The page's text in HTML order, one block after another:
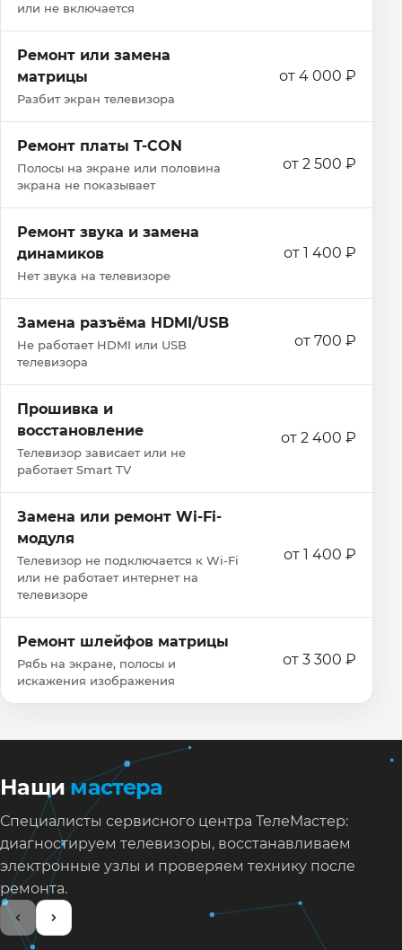
или не включается
Ремонт или замена
матрицы
Разбит экран телевизора
от 4 000 ₽
Ремонт платы T-CON
Полосы на экране или половина
экрана не показывает
от 2 500 ₽
Ремонт звука и замена
динамиков
Нет звука на телевизоре
от 1 400 ₽
Замена разъёма HDMI/USB
Не работает HDMI или USB
телевизора
от 700 ₽
Прошивка и
восстановление
Телевизор зависает или не
работает Smart TV
от 2 400 ₽
Замена или ремонт Wi‑Fi-
модуля
Телевизор не подключается к Wi‑Fi
или не работает интернет на
телевизоре
от 1 400 ₽
Ремонт шлейфов матрицы
Рябь на экране, полосы и
искажения изображения
от 3 300 ₽
Нашимастера
Специалисты сервисного центра ТелеМастер:
диагностируем телевизоры, восстанавливаем
электронные узлы и проверяем технику после
ремонта.